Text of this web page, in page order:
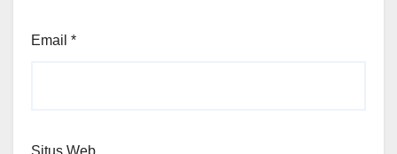
Email *
Situs Web